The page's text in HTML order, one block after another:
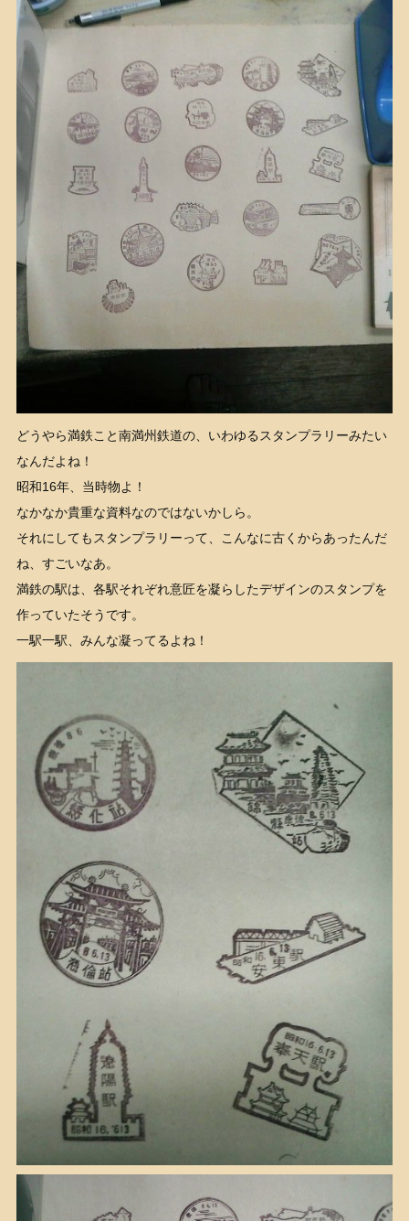
どうやら満鉄こと南満州鉄道の、いわゆるスタンプラリーみたい
なんだよね！
昭和16年、当時物よ！
なかなか貴重な資料なのではないかしら。
それにしてもスタンプラリーって、こんなに古くからあったんだ
ね、すごいなあ。
満鉄の駅は、各駅それぞれ意匠を凝らしたデザインのスタンプを
作っていたそうです。
一駅一駅、みんな凝ってるよね！